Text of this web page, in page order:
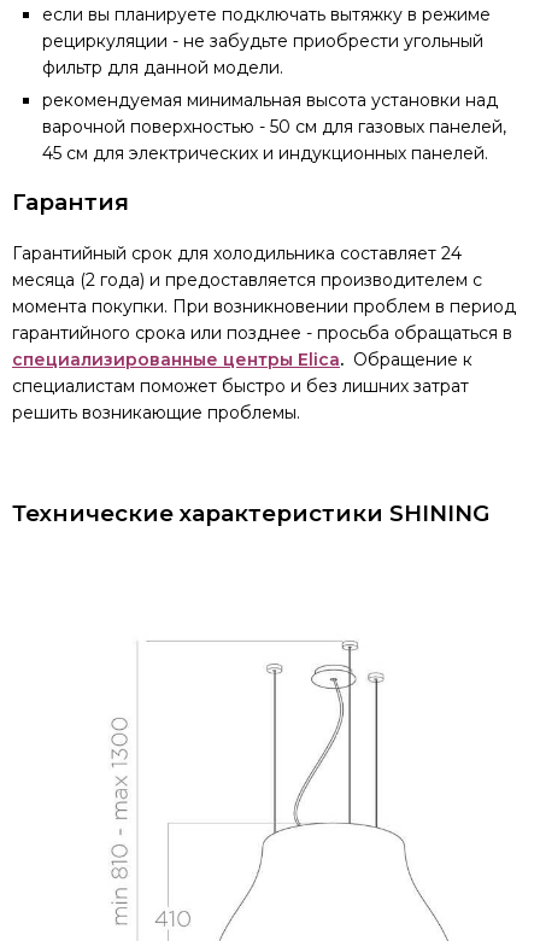
если вы планируете подключать вытяжку в режиме
рециркуляции - не забудьте приобрести угольный
фильтр для данной модели.
рекомендуемая минимальная высота установки над
варочной поверхностью - 50 см для газовых панелей,
45 см для электрических и индукционных панелей.
Гарантия
Гарантийный срок для холодильника составляет 24
месяца (2 года) и предоставляется производителем с
момента покупки. При возникновении проблем в период
гарантийного срока или позднее - просьба обращаться в
специализированные центры Elica. Обращение к
специалистам поможет быстро и без лишних затрат
решить возникающие проблемы.
Технические характеристики SHINING